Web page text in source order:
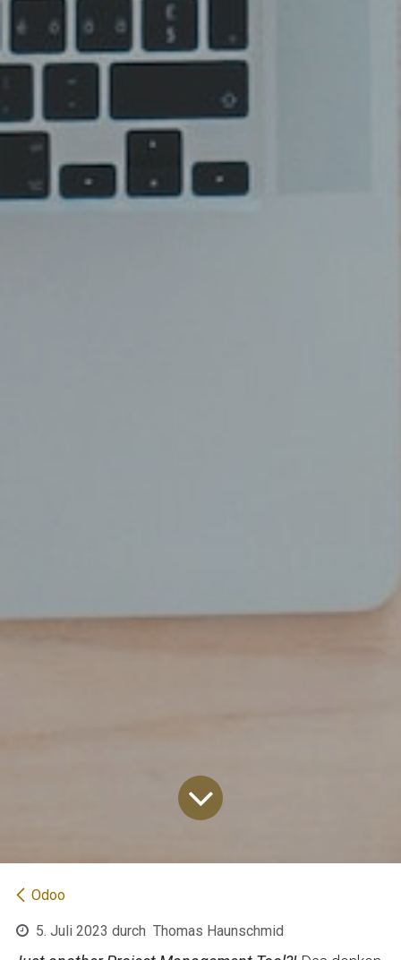
Odoo
5. Juli 2023 durch Thomas Haunschmid